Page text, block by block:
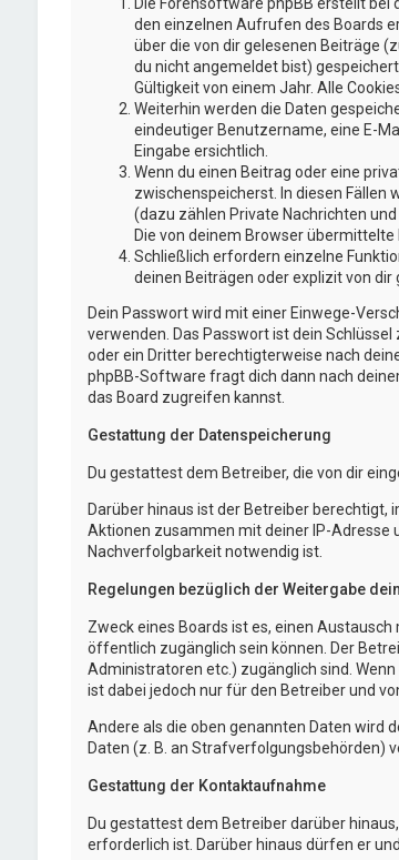
den einzelnen Aufrufen des Boards
über die von dir gelesenen Beiträge
du nicht angemeldet bist)
Gültigkeit von einem Jahr. Alle
Weiterhin werden die Daten
eindeutiger Benutzername, eine E-
Eingabe ersichtlich.
Wenn du einen Beitrag oder eine
zwischenspeicherst. In diesen Fällen
(dazu zählen Private Nachrichten
Die von deinem Browser
Schließlich erfordern einzelne
deinen Beiträgen oder explizit von
Dein Passwort wird mit einer Einwege-
verwenden. Das Passwort ist dein
oder ein Dritter berechtigterweise nach
phpBB-Software fragt dich dann nach
das Board zugreifen kannst.
Gestattung der Datenspeicherung
Du gestattest dem Betreiber, die von dir
Darüber hinaus ist der Betreiber berechtigt,
Aktionen zusammen mit deiner IP-Adresse
Nachverfolgbarkeit notwendig ist.
Regelungen bezüglich der Weitergabe
Zweck eines Boards ist es, einen
öffentlich zugänglich sein können. Der
Administratoren etc.) zugänglich sind.
ist dabei jedoch nur für den Betreiber und
Andere als die oben genannten Daten wird
Daten (z. B. an Strafverfolgungsbehörden)
Gestattung der Kontaktaufnahme
Du gestattest dem Betreiber darüber
erforderlich ist. Darüber hinaus dürfen er